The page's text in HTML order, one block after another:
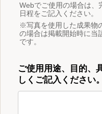
Webでご使用の場合は、
日程をご記入ください。
※写真を使用した成果物
の場合は掲載開始時に当
です。
ご使用用途、目的、
しくご記入ください。